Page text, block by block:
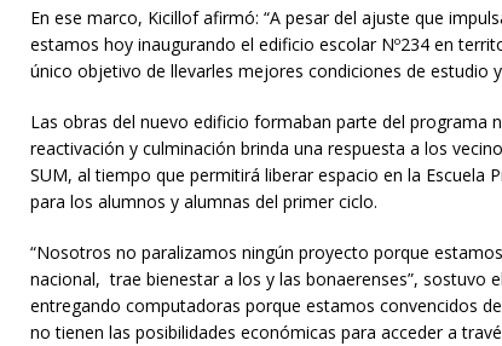
En ese marco, Kicillof afirmó: “A pesar del ajuste que
estamos hoy inaugurando el edificio escolar Nº234 en
único objetivo de llevarles mejores condiciones de estudio
Las obras del nuevo edificio formaban parte del programa
reactivación y culminación brinda una respuesta a los
SUM, al tiempo que permitirá liberar espacio en la
para los alumnos y alumnas del primer ciclo.
“Nosotros no paralizamos ningún proyecto porque
nacional, trae bienestar a los y las bonaerenses”, sostuvo
entregando computadoras porque estamos convencidos
no tienen las posibilidades económicas para acceder a